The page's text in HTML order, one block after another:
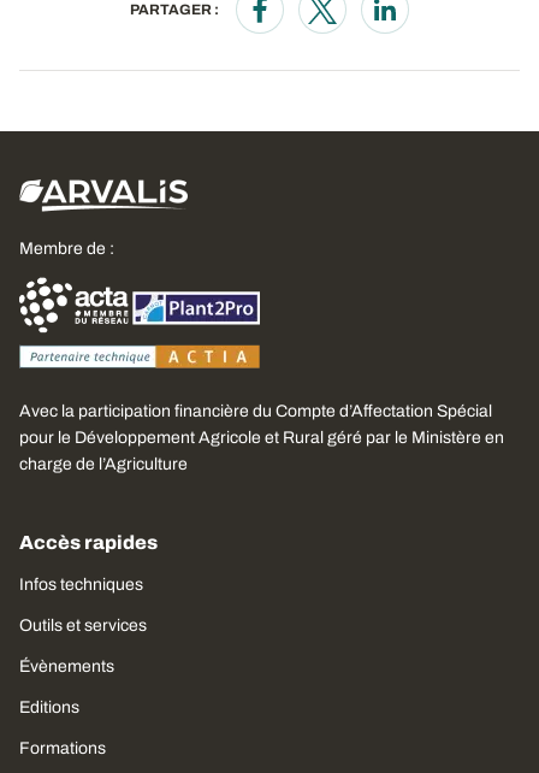
PARTAGER :
Opens in a new window
Opens in a new window
Opens in a new
Membre de :
Avec la participation financière du Compte d’Affectation Spécial
pour le Développement Agricole et Rural géré par le Ministère en
charge de l’Agriculture
Accès rapides
Infos techniques
Outils et services
Évènements
Editions
Formations